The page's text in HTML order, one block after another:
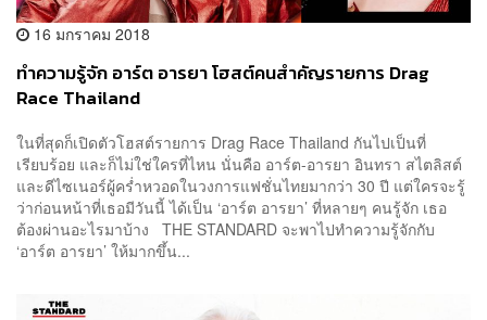
16 มกราคม 2018
ทำความรู้จัก อาร์ต อารยา โฮสต์คนสำคัญรายการ Drag
Race Thailand
ในที่สุดก็เปิดตัวโฮสต์รายการ Drag Race Thailand กันไปเป็นที่
เรียบร้อย และก็ไม่ใช่ใครที่ไหน นั่นคือ อาร์ต-อารยา อินทรา สไตลิสต์
และดีไซเนอร์ผู้คร่ำหวอดในวงการแฟชั่นไทยมากว่า 30 ปี แต่ใครจะรู้
ว่าก่อนหน้าที่เธอมีวันนี้ ได้เป็น ‘อาร์ต อารยา’ ที่หลายๆ คนรู้จัก เธอ
ต้องผ่านอะไรมาบ้าง THE STANDARD จะพาไปทำความรู้จักกับ
‘อาร์ต อารยา’ ให้มากขึ้น...